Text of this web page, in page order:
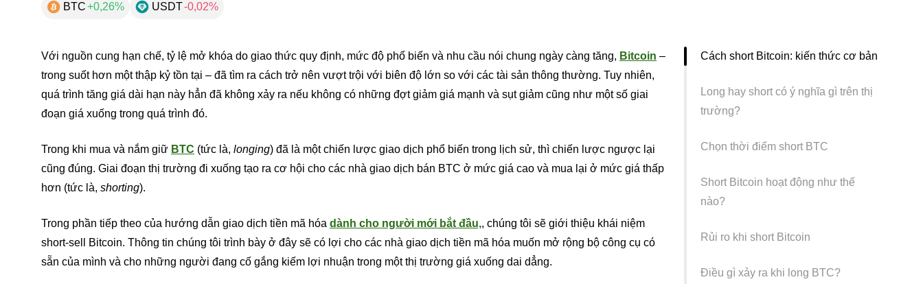
BTC+0,26% USDT-0,02%
Với nguồn cung hạn chế, tỷ lệ mở khóa do giao thức quy định, mức độ phổ biến và nhu cầu nói chung ngày càng tăng, Bitcoin –
trong suốt hơn một thập kỷ tồn tại – đã tìm ra cách trở nên vượt trội với biên độ lớn so với các tài sản thông thường. Tuy nhiên,
quá trình tăng giá dài hạn này hẳn đã không xảy ra nếu không có những đợt giảm giá mạnh và sụt giảm cũng như một số giai
đoạn giá xuống trong quá trình đó.
Trong khi mua và nắm giữ BTC (tức là, longing) đã là một chiến lược giao dịch phổ biến trong lịch sử, thì chiến lược ngược lại
cũng đúng. Giai đoạn thị trường đi xuống tạo ra cơ hội cho các nhà giao dịch bán BTC ở mức giá cao và mua lại ở mức giá thấp
hơn (tức là, shorting).
Trong phần tiếp theo của hướng dẫn giao dịch tiền mã hóa dành cho người mới bắt đầu,, chúng tôi sẽ giới thiệu khái niệm
short-sell Bitcoin. Thông tin chúng tôi trình bày ở đây sẽ có lợi cho các nhà giao dịch tiền mã hóa muốn mở rộng bộ công cụ có
sẵn của mình và cho những người đang cố gắng kiếm lợi nhuận trong một thị trường giá xuống dai dẳng.
Cách short Bitcoin: kiến thức cơ bản
Long hay short có ý nghĩa gì trên thị
trường?
Chọn thời điểm short BTC
Short Bitcoin hoạt động như thế
nào?
Rủi ro khi short Bitcoin
Điều gì xảy ra khi long BTC?